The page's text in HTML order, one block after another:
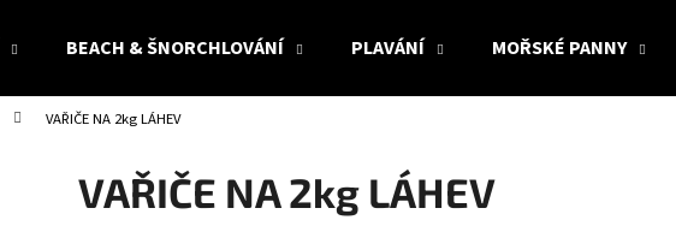
BEACH & ŠNORCHLOVÁNÍ PLAVÁNÍ MOŘSKÉ PANNY
VAŘIČE NA 2kg LÁHEV
VAŘIČE NA 2kg LÁHEV
Co potřebujete najít?